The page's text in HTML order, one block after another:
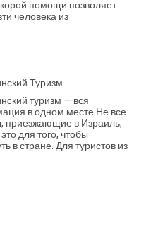
помощи позволяет
человека из
Туризм
туризм — вся
в одном месте Не все
приезжающие в Израиль,
для того, чтобы
в стране. Для туристов из